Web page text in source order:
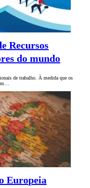
Recursos
do mundo
de trabalho. À medida que os
Europeia